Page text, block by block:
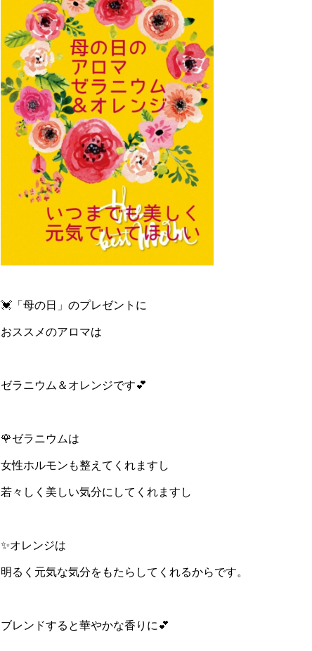
💓「母の日」のプレゼントに
おススメのアロマは
ゼラニウム＆オレンジです💕
🌹ゼラニウムは
女性ホルモンも整えてくれますし
若々しく美しい気分にしてくれますし
✨オレンジは
明るく元気な気分をもたらしてくれるからです。
ブレンドすると華やかな香りに💕